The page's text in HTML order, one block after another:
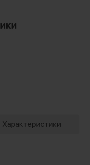
Характеристики